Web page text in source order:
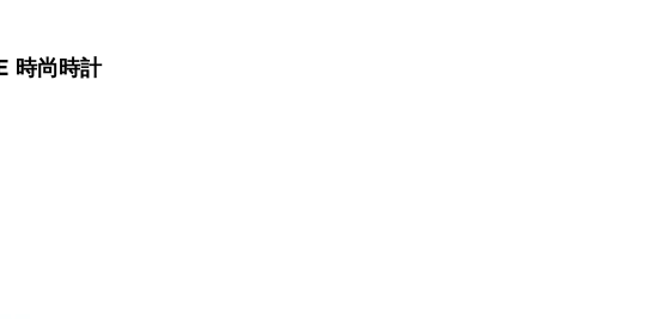
時尚時計